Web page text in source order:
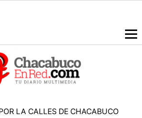
LA CALLES DE CHACABUCO